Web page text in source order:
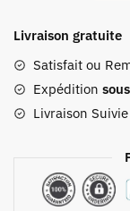
Dos
De
Voyage
Vintage
Livraison gratuite
Satisfait ou
Expédition
Livraison Suivie